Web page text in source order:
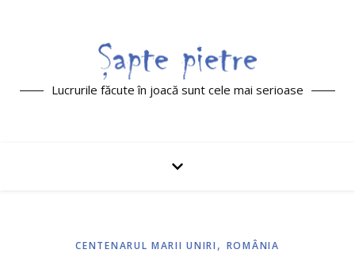
Lucrurile făcute în joacă sunt cele mai serioase
CENTENARUL MARII UNIRI , ROMÂNIA